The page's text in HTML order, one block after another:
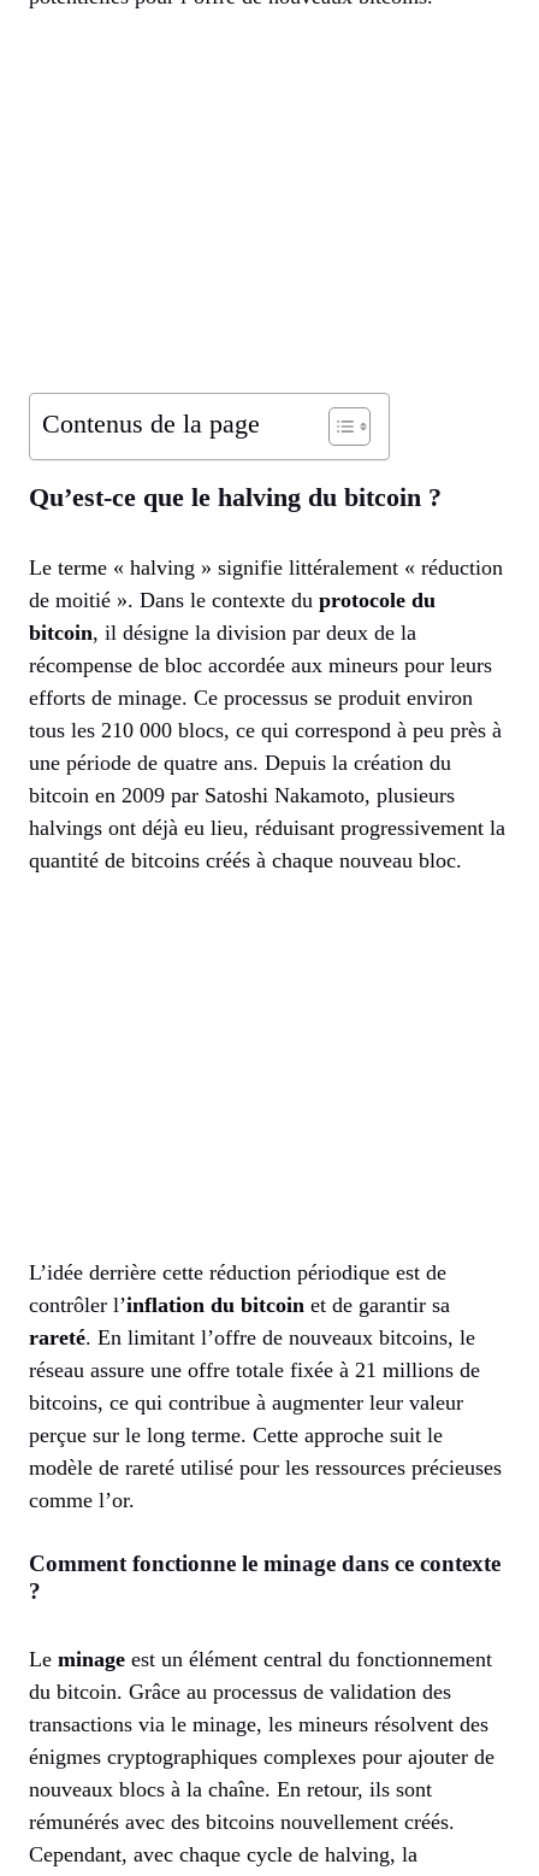
Contenus de la page
Qu’est-ce que le halving du bitcoin ?
Le terme « halving » signifie littéralement « réduction
de moitié ». Dans le contexte du protocole du
bitcoin, il désigne la division par deux de la
récompense de bloc accordée aux mineurs pour leurs
efforts de minage. Ce processus se produit environ
tous les 210 000 blocs, ce qui correspond à peu près à
une période de quatre ans. Depuis la création du
bitcoin en 2009 par Satoshi Nakamoto, plusieurs
halvings ont déjà eu lieu, réduisant progressivement la
quantité de bitcoins créés à chaque nouveau bloc.
L’idée derrière cette réduction périodique est de
contrôler l’inflation du bitcoin et de garantir sa
rareté. En limitant l’offre de nouveaux bitcoins, le
réseau assure une offre totale fixée à 21 millions de
bitcoins, ce qui contribue à augmenter leur valeur
perçue sur le long terme. Cette approche suit le
modèle de rareté utilisé pour les ressources précieuses
comme l’or.
Comment fonctionne le minage dans ce contexte
?
Le minage est un élément central du fonctionnement
du bitcoin. Grâce au processus de validation des
transactions via le minage, les mineurs résolvent des
énigmes cryptographiques complexes pour ajouter de
nouveaux blocs à la chaîne. En retour, ils sont
rémunérés avec des bitcoins nouvellement créés.
Cependant, avec chaque cycle de halving, la